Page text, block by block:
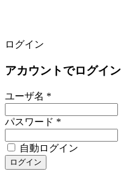
ログイン
アカウントでログイン
ユーザ名 *
パスワード *
自動ログイン